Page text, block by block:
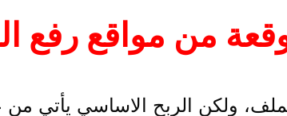
من مواقع رفع
ولكن الربح الاساسي يأتي من